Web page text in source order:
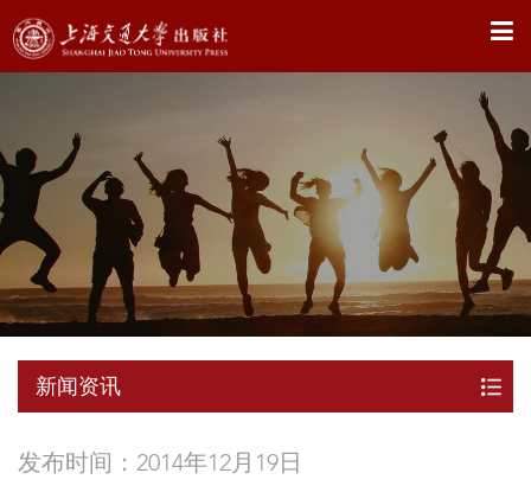
X
新闻资讯
发布时间：2014年12月19日